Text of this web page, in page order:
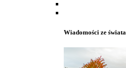
Wiadomości ze